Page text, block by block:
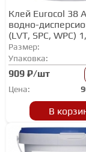
Клей Eurocol 38
водно-
(LVT, SPC, WPC)
Размер:
Упаковка:
909 ₽/шт
Цена:
В